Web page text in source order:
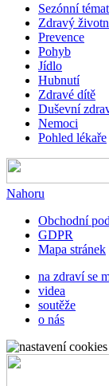
Sezónní
Zdravý
Prevence
Pohyb
Jídlo
Hubnutí
Zdravé dítě
Duševní
Nemoci
Pohled lékaře
Nahoru
Obchodní
GDPR
Mapa stránek
na zdraví se
videa
soutěže
o nás